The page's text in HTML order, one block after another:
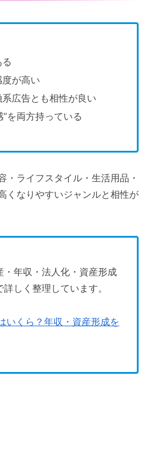
が高い
広告とも相性が良い
”を両方持っている
・ライフスタイル・生活用品・
くなりやすいジャンルと相性が
・年収・法人化・資産形成
しく整理しています。
いくら？年収・資産形成を